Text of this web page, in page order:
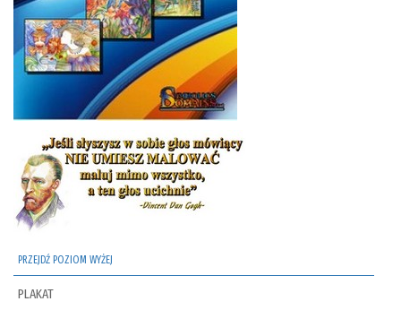
PRZEJDŹ POZIOM WYŻEJ
PLAKAT